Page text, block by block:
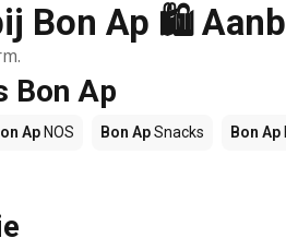
Bon Ap 🛍️
Bon Ap
Ap NOS Bon ApSnacks Bon Ap